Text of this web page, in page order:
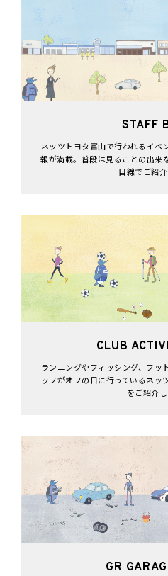
STAFF
ネッツトヨタ富山で行われるイベ
報が満載。普段は見ることの出来
目線でご紹介
CLUB
ランニングやフィッシング、フッ
ッフがオフの日に行っているネッ
をご紹介し
GR